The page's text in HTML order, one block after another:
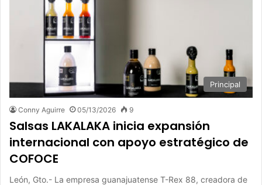
Principal
Conny Aguirre 05/13/2026 9
Salsas LAKALAKA inicia expansión
internacional con apoyo estratégico de
COFOCE
León, Gto.- La empresa guanajuatense T-Rex 88, creadora de